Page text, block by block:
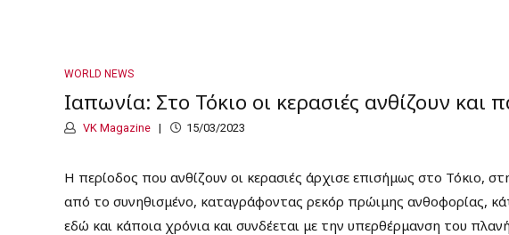
WORLD NEWS
Ιαπωνία: Στο Τόκιο οι κερασιές ανθίζουν και
VK Magazine 15/03/2023
Η περίοδος που ανθίζουν οι κερασιές άρχισε επισήμως στο Τόκιο,
από το συνηθισμένο, καταγράφοντας ρεκόρ πρώιμης ανθοφορίας,
εδώ και κάποια χρόνια και συνδέεται με την υπερθέρμανση του